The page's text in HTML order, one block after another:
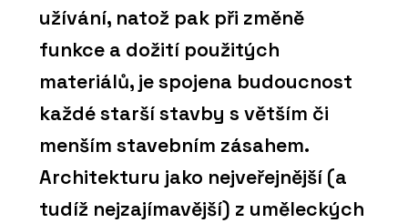
užívání, natož pak při změně
funkce a dožití použitých
materiálů, je spojena budoucnost
každé starší stavby s větším či
menším stavebním zásahem.
Architekturu jako nejveřejnější (a
tudíž nejzajímavější) z uměleckých